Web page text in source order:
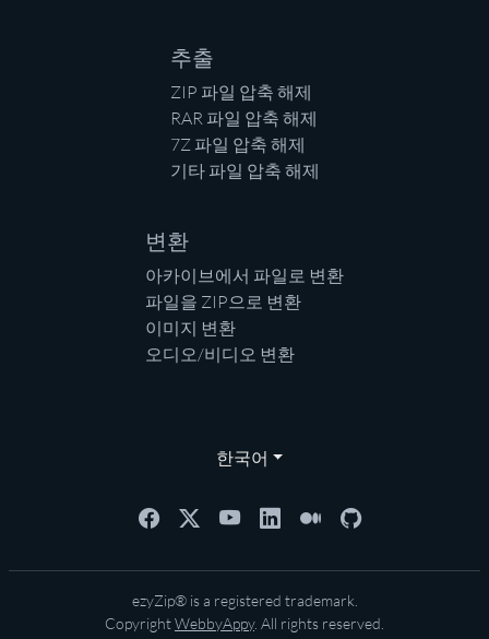
추출
ZIP 파일 압축 해제
RAR 파일 압축 해제
7Z 파일 압축 해제
기타 파일 압축 해제
변환
아카이브에서 파일로 변환
파일을 ZIP으로 변환
이미지 변환
오디오/비디오 변환
한국어
ezyZip® is a registered trademark.
CopyrightWebbyAppy. All rights reserved.